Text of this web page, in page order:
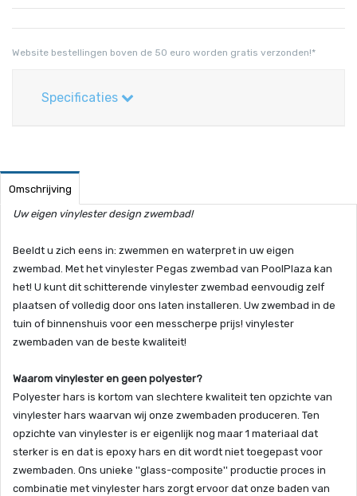
Website bestellingen boven de 50 euro worden gratis verzonden!*
Specificaties
Omschrijving
Uw eigen vinylester design zwembad!
Beeldt u zich eens in: zwemmen en waterpret in uw eigen
zwembad. Met het vinylester Pegas zwembad van PoolPlaza kan
het! U kunt dit schitterende vinylester zwembad eenvoudig zelf
plaatsen of volledig door ons laten installeren. Uw zwembad in de
tuin of binnenshuis voor een messcherpe prijs! vinylester
zwembaden van de beste kwaliteit!
Waarom vinylester en geen polyester?
Polyester hars is kortom van slechtere kwaliteit ten opzichte van
vinylester hars waarvan wij onze zwembaden produceren. Ten
opzichte van vinylester is er eigenlijk nog maar 1 materiaal dat
sterker is en dat is epoxy hars en dit wordt niet toegepast voor
zwembaden. Ons unieke ''glass-composite'' productie proces in
combinatie met vinylester hars zorgt ervoor dat onze baden van